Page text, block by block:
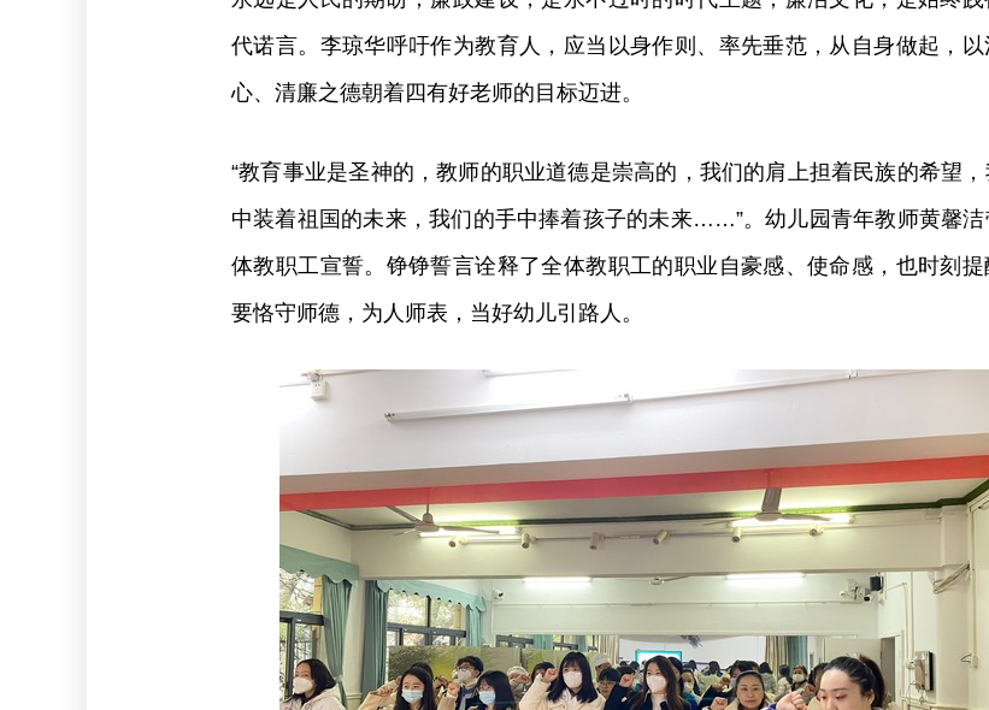
代诺言。李琼华呼吁作为教育人，应当以身作则、率先垂范，从自身做起，以
心、清廉之德朝着四有好老师的目标迈进。
“教育事业是圣神的，教师的职业道德是崇高的，我们的肩上担着民族的希望
中装着祖国的未来，我们的手中捧着孩子的未来……”。幼儿园青年教师黄馨洁
体教职工宣誓。铮铮誓言诠释了全体教职工的职业自豪感、使命感，也时刻提
要恪守师德，为人师表，当好幼儿引路人。